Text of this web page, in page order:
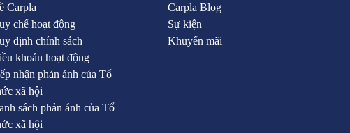
Carpla
chế hoạt động
định chính sách
khoản hoạt động
nhận phản ánh của Tổ
xã hội
sách phản ánh của Tổ
xã hội
Carpla Blog
Sự kiện
Khuyến mãi